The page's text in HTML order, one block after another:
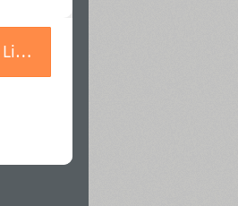
Купити шрифт Skema Pro Livro Extra Bold Italic